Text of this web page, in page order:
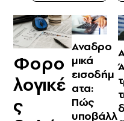
Φορο
λογικέ
ς
Αναδρο
μικά
εισοδήμ
ατα:
Πώς
υποβάλλ